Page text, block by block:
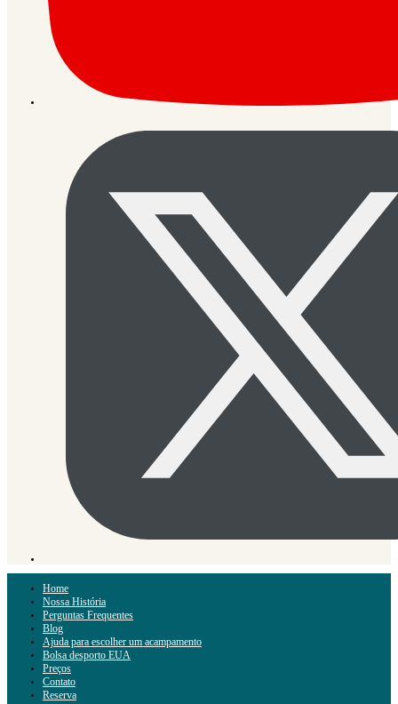
Home
Nossa História
Perguntas Frequentes
Blog
Ajuda para escolher um acampamento
Bolsa desporto EUA
Preços
Contato
Reserva